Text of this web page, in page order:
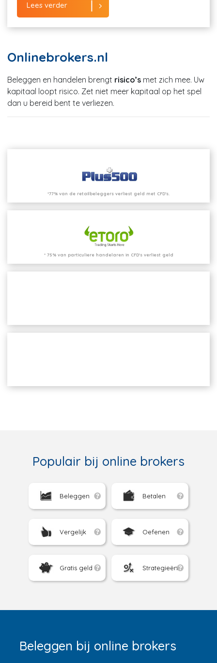
Lees verder
Onlinebrokers.nl
Beleggen en handelen brengt risico’s met zich mee. Uw
kapitaal loopt risico. Zet niet meer kapitaal op het spel
dan u bereid bent te verliezen.
*77% van de retailbeleggers verliest geld met CFD’s.
* 75% van particuliere handelaren in CFD's verliest geld
Populair bij online brokers
Beleggen Betalen
Vergelijk Oefenen
Gratis geld Strategieën
Beleggen bij online brokers